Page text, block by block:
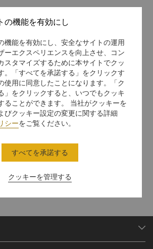
Road, Bengaluru
ックアウト
在をお楽しみください。
間は以下のとおりです。
利用可能なオンライン決済方法:
の機能を有効にし
機能を有効にし、安全なサイトの運用
ーエクスペリエンスを向上させ、コン
スタマイズするために本サイトでクッ
。「すべてを承諾する」をクリックす
使用に同意したことになります。「ク
」をクリックすると、いつでもクッキ
ることができます。 当社がクッキーを
びクッキー設定の変更に関する詳細
シーをご覧ください。
クッキーを管理する
すべてを承諾する